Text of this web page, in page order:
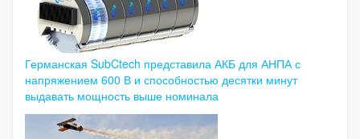
Германская SubCtech представила АКБ для АНПА с
напряжением 600 В и способностью десятки минут
выдавать мощность выше номинала